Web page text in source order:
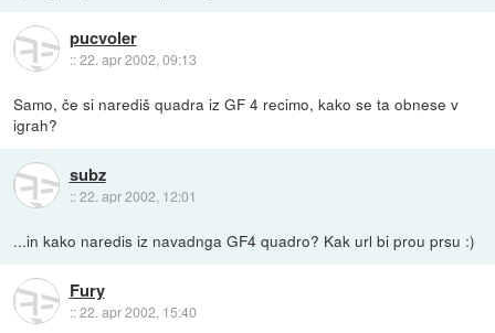
pucvoler
::22. apr 2002, 09:13
Samo, če si narediš quadra iz GF 4 recimo, kako se ta obnese v
igrah?
subz
::22. apr 2002, 12:01
...in kako naredis iz navadnga GF4 quadro? Kak url bi prou prsu :)
Fury
::22. apr 2002, 15:40